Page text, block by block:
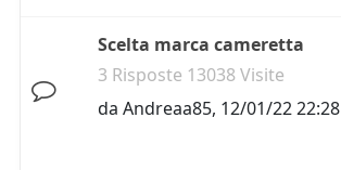
Scelta marca cameretta
3 Risposte 13038 Visite
da Andreaa85, 12/01/22 22:28